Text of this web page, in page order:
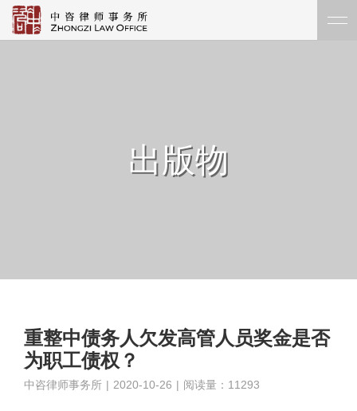
出版物
重整中债务人欠发高管人员奖金是否
为职工债权？
中咨律师事务所 | 2020-10-26 | 阅读量：11293